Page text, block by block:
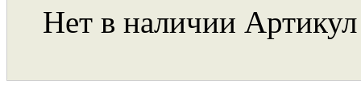
Нет в наличии